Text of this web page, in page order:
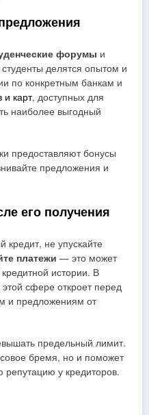
форумы и
делятся опытом и
по конкретным банкам и
и карт, доступных для
наиболее выгодный
предоставляют бонусы
предложения и
его получения
кредит, не упускайте
платежи — это может
истории. В
сфере откроет перед
и предложениям от
предельный лимит.
бремя, но и поможет
у кредиторов.